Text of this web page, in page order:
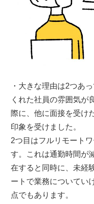
・大きな理由は2つあ
くれた社員の雰囲気が
際に、他に面接を受け
印象を受けました。
2つ目はフルリモート
す。これは通勤時間が
在すると同時に、未経
ートで業務についてい
点でもあります。